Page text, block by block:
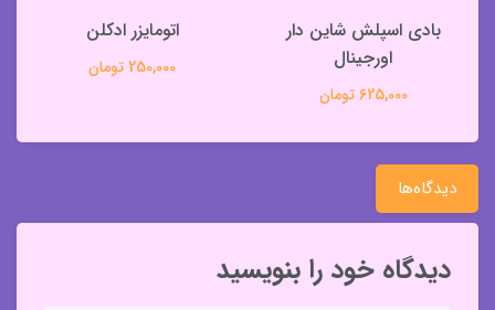
بادی اسپلش شاین دار
اورجینال
625,000 تومان
اتومایزر ادکلن
250,000 تومان
دیدگاه‌ها
دیدگاه خود را بنویسید